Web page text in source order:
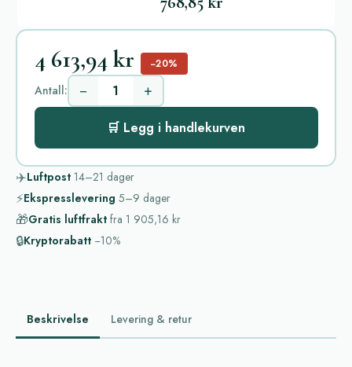
4 613,94 kr −20%
Antall: − +
🛒 Legg i handlekurven
✈️Luftpost 14–21 dager
⚡Ekspresslevering 5–9 dager
🎁Gratis luftfrakt fra 1 905,16 kr
🔒Kryptorabatt −10%
Beskrivelse Levering & retur